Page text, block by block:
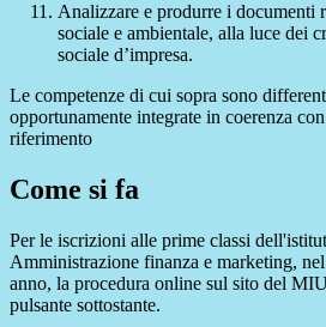
Analizzare e produrre i documenti
sociale e ambientale, alla luce dei
sociale d’impresa.
Le competenze di cui sopra sono
opportunamente integrate in coerenza
riferimento
Come si fa
Per le iscrizioni alle prime classi
Amministrazione finanza e marketing,
anno, la procedura online sul sito del
pulsante sottostante.